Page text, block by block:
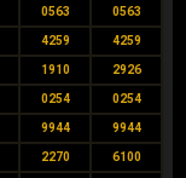
0563 0563
4259 4259
1910 2926
0254 0254
9944 9944
2270 6100